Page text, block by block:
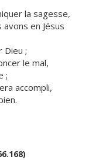
la sagesse,
en Jésus
Dieu ;
le mal,
;
accompli,